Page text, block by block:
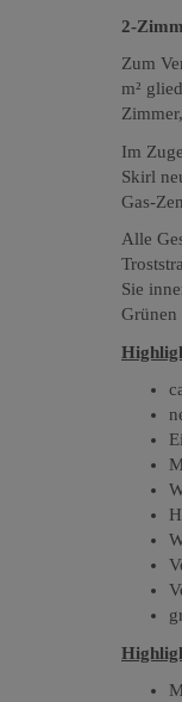
2-
Zum
m²
Im
Skirl
Gas-
Alle
Sie
Grünen